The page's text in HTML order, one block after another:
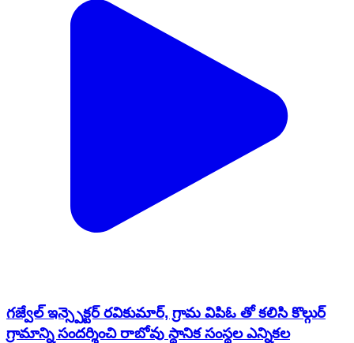
గజ్వేల్ ఇన్స్పెక్టర్ రవికుమార్, గ్రామ విపిఓ తో కలిసి కొల్గుర్
గ్రామాన్ని సందర్శించి రాబోవు స్థానిక సంస్థల ఎన్నికల